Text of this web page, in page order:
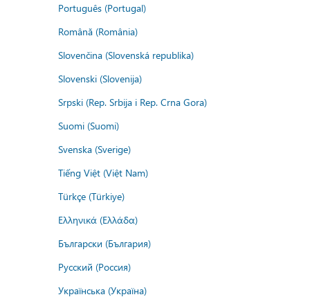
Português (Portugal)
Română (România)
Slovenčina (Slovenská republika)
Slovenski (Slovenija)
Srpski (Rep. Srbija i Rep. Crna Gora)
Suomi (Suomi)
Svenska (Sverige)
Tiếng Việt (Việt Nam)
Türkçe (Türkiye)
Ελληνικά (Ελλάδα)
Български (България)
Русский (Россия)
Українська (Україна)